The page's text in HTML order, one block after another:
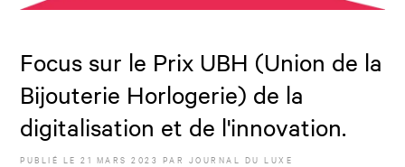
Focus sur le Prix UBH (Union de la
Bijouterie Horlogerie) de la
digitalisation et de l'innovation.
PUBLIÉ LE21 MARS 2023 PAR JOURNAL DU LUXE